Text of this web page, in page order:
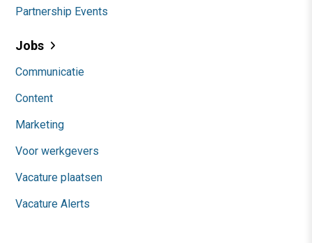
Partnership Events
Jobs
Communicatie
Content
Marketing
Voor werkgevers
Vacature plaatsen
Vacature Alerts